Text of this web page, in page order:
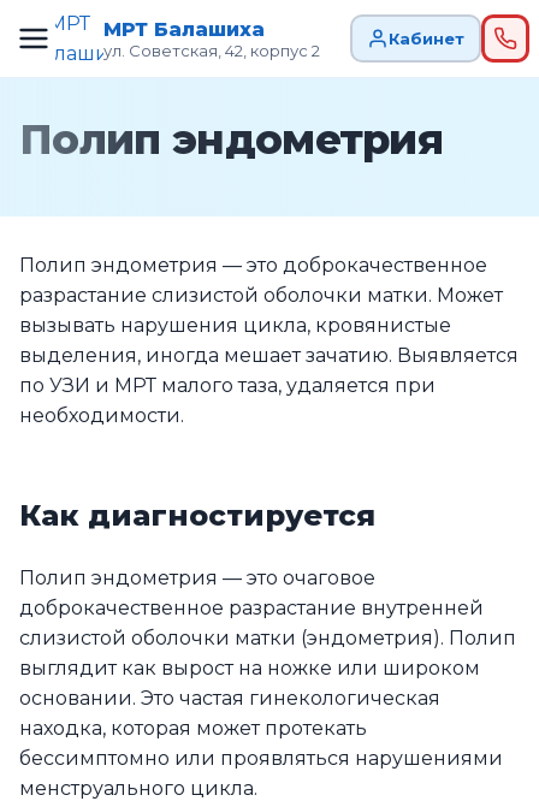
МРТ Балашиха
ул. Советская, 42, корпус 2
Кабинет
Полип эндометрия
Полип эндометрия — это доброкачественное
разрастание слизистой оболочки матки. Может
вызывать нарушения цикла, кровянистые
выделения, иногда мешает зачатию. Выявляется
по УЗИ и МРТ малого таза, удаляется при
необходимости.
Как диагностируется
Полип эндометрия — это очаговое
доброкачественное разрастание внутренней
слизистой оболочки матки (эндометрия). Полип
выглядит как вырост на ножке или широком
основании. Это частая гинекологическая
находка, которая может протекать
бессимптомно или проявляться нарушениями
менструального цикла.